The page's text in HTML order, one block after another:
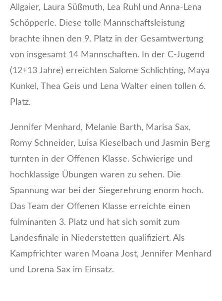
Allgaier, Laura Süßmuth, Lea Ruhl und Anna-Lena
Schöpperle. Diese tolle Mannschaftsleistung
brachte ihnen den 9. Platz in der Gesamtwertung
von insgesamt 14 Mannschaften. In der C-Jugend
(12+13 Jahre) erreichten Salome Schlichting, Maya
Kunkel, Thea Geis und Lena Walter einen tollen 6.
Platz.
Jennifer Menhard, Melanie Barth, Marisa Sax,
Romy Schneider, Luisa Kieselbach und Jasmin Berg
turnten in der Offenen Klasse. Schwierige und
hochklassige Übungen waren zu sehen. Die
Spannung war bei der Siegerehrung enorm hoch.
Das Team der Offenen Klasse erreichte einen
fulminanten 3. Platz und hat sich somit zum
Landesfinale in Niederstetten qualifiziert. Als
Kampfrichter waren Moana Jost, Jennifer Menhard
und Lorena Sax im Einsatz.